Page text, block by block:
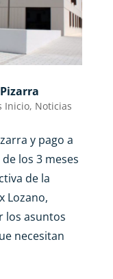
Inicio, Noticias
y pago a
los 3 meses
de la
Lozano,
los asuntos
necesitan